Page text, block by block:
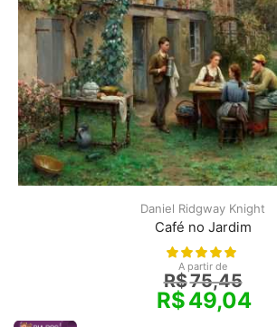
Daniel Ridgway Knight
Café no Jardim
A partir de
R$75,45
R$49,04